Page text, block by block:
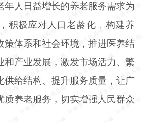
年人日益增长的养老服务需求为
积极应对人口老龄化，构建养
策体系和社会环境，推进医养结
和产业发展，激发市场活力、繁
供给结构、提升服务质量，让广
质养老服务，切实增强人民群众